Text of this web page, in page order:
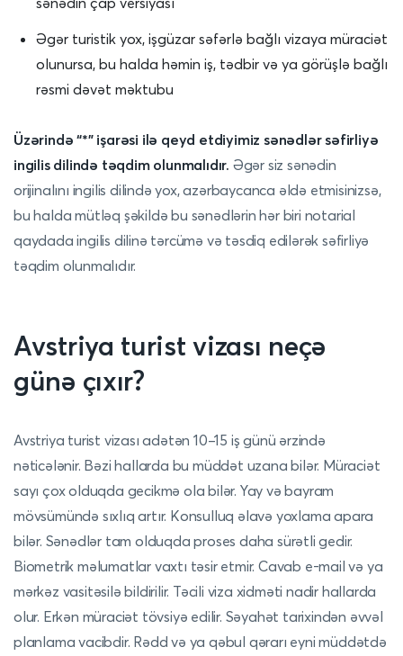
Əgər turistik yox, işgüzar səfərlə bağlı vizaya müraciət
olunursa, bu halda həmin iş, tədbir və ya görüşlə bağlı
rəsmi dəvət məktubu
Üzərində “*” işarəsi ilə qeyd etdiyimiz sənədlər səfirliyə
ingilis dilində təqdim olunmalıdır. Əgər siz sənədin
orijinalını ingilis dilində yox, azərbaycanca əldə etmisinizsə,
bu halda mütləq şəkildə bu sənədlərin hər biri notarial
qaydada ingilis dilinə tərcümə və təsdiq edilərək səfirliyə
təqdim olunmalıdır.
Avstriya turist vizası neçə
günə çıxır?
Avstriya turist vizası adətən 10–15 iş günü ərzində
nəticələnir. Bəzi hallarda bu müddət uzana bilər. Müraciət
sayı çox olduqda gecikmə ola bilər. Yay və bayram
mövsümündə sıxlıq artır. Konsulluq əlavə yoxlama apara
bilər. Sənədlər tam olduqda proses daha sürətli gedir.
Biometrik məlumatlar vaxtı təsir etmir. Cavab e-mail və ya
mərkəz vasitəsilə bildirilir. Təcili viza xidməti nadir hallarda
olur. Erkən müraciət tövsiyə edilir. Səyahət tarixindən əvvəl
planlama vacibdir. Rədd və ya qəbul qərarı eyni müddətdə